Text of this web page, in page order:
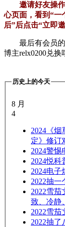
邀请好友操
心页面，看到“一
后”后点击“立即
最后有会员
博主relx0200兑换
历史上的今天
8 月
4
2024 《
定》修订
2024警惕
2024悦科
2024电子
2022抽一
2022雪茄
致、冷静
2022雪茄
2022抽了